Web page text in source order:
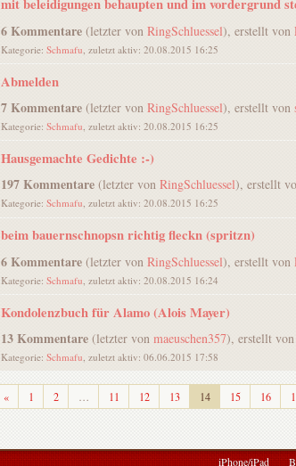
mit beleidigungen behaupten und im vordergrund
6 Kommentare(letzter von RingSchluessel), erstellt von
Kategorie: Schmafu , zuletzt aktiv: 20.08.2015 16:25
Abmelden
7 Kommentare(letzter von RingSchluessel), erstellt von
Kategorie: Schmafu, zuletzt aktiv: 20.08.2015 16:25
Hausgemachte Gedichte :-)
197 Kommentare(letzter von RingSchluessel), erstellt
Kategorie: Schmafu, zuletzt aktiv: 20.08.2015 16:25
beim bauernschnopsn richtig fleckn (spritzn)
6 Kommentare(letzter von RingSchluessel), erstellt von
Kategorie: Schmafu , zuletzt aktiv: 20.08.2015 16:24
Kondolenzbuch für Alamo (Alois Mayer)
13 Kommentare(letzter von maeuschen357), erstellt von
Kategorie: Schmafu, zuletzt aktiv: 06.06.2015 17:58
«Zurück1 2 … 11 12 13 14 15 16
iPhone/iPad